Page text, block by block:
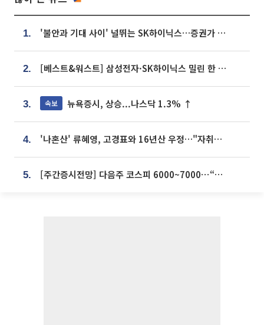
1. '불안과 기대 사이' 널뛰는 SK하이닉스…증권가 "HBM4·LTA 기반 펀터멘털 견고"
2. [베스트&워스트] 삼성전자·SK하이닉스 밀린 한 주…상상인증권은 85% 급등
3. 속보 뉴욕증시, 상승...나스닥 1.3% ↑
4. '나혼산' 류혜영, 고경표와 16년산 우정…"자취방서 부모님과 마주쳐"
5. [주간증시전망] 다음주 코스피 6000~7000⋯“外人 수급은 정책이 변수”